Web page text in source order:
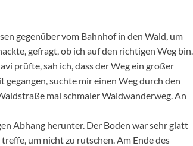
gegenüber vom Bahnhof in den Wald, um
gefragt, ob ich auf den richtigen Weg bin.
prüfte, sah ich, dass der Weg ein großer
gegangen, suchte mir einen Weg durch den
mal schmaler Waldwanderweg. An
Abhang herunter. Der Boden war sehr glatt
um nicht zu rutschen. Am Ende des